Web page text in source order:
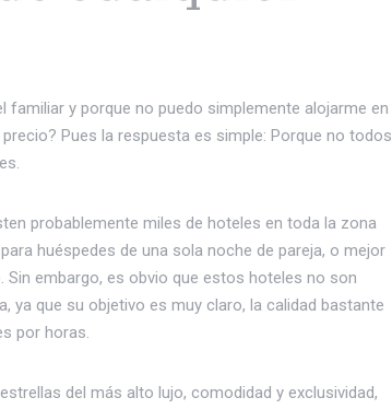
familiar y porque no puedo simplemente alojarme en
Pues la respuesta es simple: Porque no todos
probablemente miles de hoteles en toda la zona
huéspedes de una sola noche de pareja, o mejor
embargo, es obvio que estos hoteles no son
ya que su objetivo es muy claro, la calidad bastante
por horas.
del más alto lujo, comodidad y exclusividad,